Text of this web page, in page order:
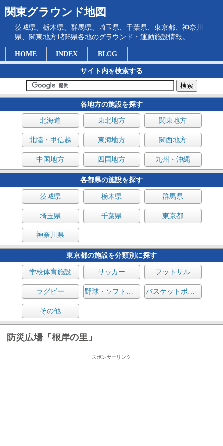
関東グラウンド地図
茨城県、栃木県、群馬県、埼玉県、千葉県、東京都、神奈川
県、関東地方1都6県各地のグラウンド・運動施設情報。
HOME INDEX BLOG
サイト内を検索する
各地方の施設を探す
北海道 東北地方 関東地方
北陸・甲信越 東海地方 関西地方
中国地方 四国地方 九州・沖縄
各都県の施設を探す
茨城県 栃木県 群馬県
埼玉県 千葉県 東京都
神奈川県
東京都の施設を分類別に探す
学校体育施設 サッカー フットサル
ラグビー 野球・ソフトボール バスケットボール
その他
防災広場「根岸の里」
スポンサーリンク